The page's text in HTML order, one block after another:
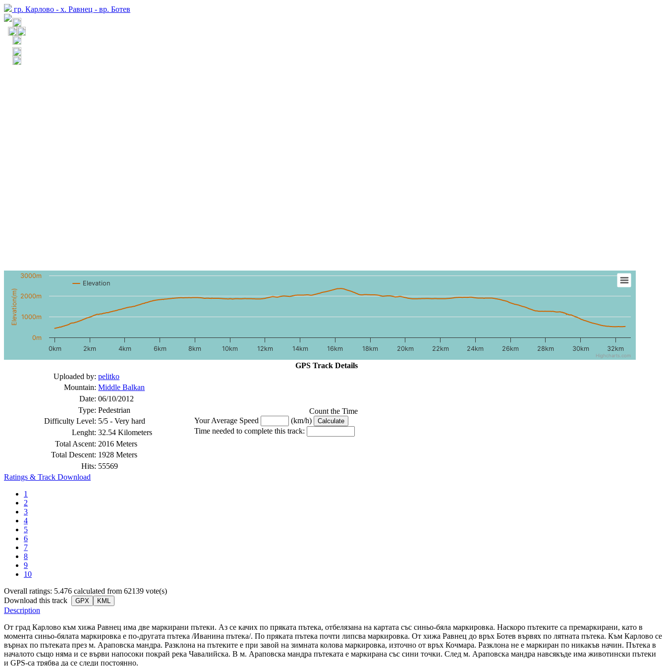
гр. Карлово - х. Равнец - вр. Ботев
Elevation(m)
Elevation
0km 2km 4km 6km 8km 10km 12km 14km 16km 18km 20km 22km 24km 26km 28km 30km 32km
0m
1000m
2000m
3000m
Highcharts.com
GPS Track Details
Uploaded by: pelitko
Count the Time
Your Average Speed
(km/h)
Time needed to complete this track:
Mountain: Middle Balkan
Date: 06/10/2012
Type: Pedestrian
Difficulty Level: 5/5 - Very hard
Lenght: 32.54 Kilometers
Total Ascent: 2016 Meters
Total Descent: 1928 Meters
Hits: 55569
Ratings & Track Download
1
2
3
4
5
6
7
8
9
10
Overall ratings: 5.476 calculated from 62139 vote(s)
Download this track
GPX KML
Description
От град Карлово към хижа Равнец има две маркирани пътеки. Аз се качих по пряката пътека, отбелязана на картата със синьо-бяла маркировка. Наскоро пътеките са премаркирани, като в
момента синьо-бялата маркировка е по-другата пътека /Иванина пътека/. По пряката пътека почти липсва маркировка. От хижа Равнец до връх Ботев вървях по лятната пътека. Към Карлово се
върнах по пътеката през м. Араповска мандра. Разклона на пътеките е при завой на зимната колова маркировка, източно от връх Кочмара. Разклона не е маркиран по никакъв начин. Пътека в
началото също няма и се върви напосоки покрай река Чавалийска. В м. Араповска мандра пътеката е маркирана със сини точки. След м. Араповска мандра навсякъде има животински пътеки
и GPS-са трябва да се следи постоянно.